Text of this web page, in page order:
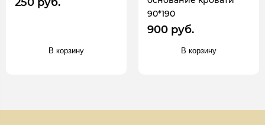
В корзину
90*190
900 руб.
В корзину